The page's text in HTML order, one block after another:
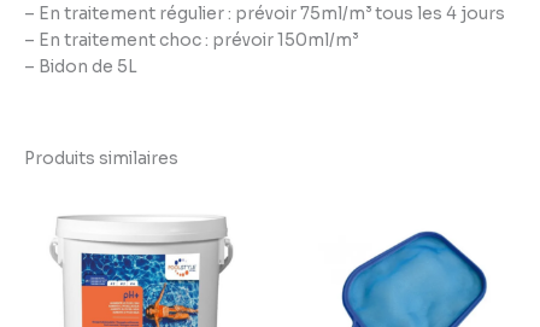
– En traitement régulier : prévoir 75ml/m³ tous les 4 jours
– En traitement choc : prévoir 150ml/m³
– Bidon de 5L
Produits similaires